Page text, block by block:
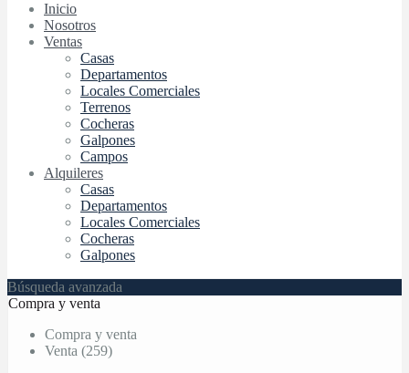
Inicio
Nosotros
Ventas
Casas
Departamentos
Locales Comerciales
Terrenos
Cocheras
Galpones
Campos
Alquileres
Casas
Departamentos
Locales Comerciales
Cocheras
Galpones
Búsqueda avanzada
Compra y venta
Compra y venta
Venta (259)